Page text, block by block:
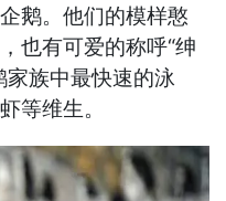
鹅。他们的模样憨
也有可爱的称呼“绅
家族中最快速的泳
等维生。